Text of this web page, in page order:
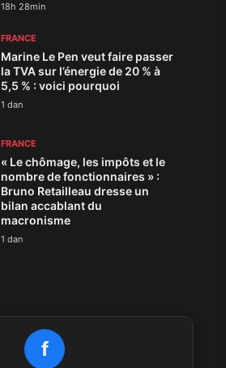
18h 28min
FRANCE
Marine Le Pen veut faire passer
la TVA sur l’énergie de 20 % à
5,5 % : voici pourquoi
1 dan
FRANCE
« Le chômage, les impôts et le
nombre de fonctionnaires » :
Bruno Retailleau dresse un
bilan accablant du
macronisme
1 dan
f